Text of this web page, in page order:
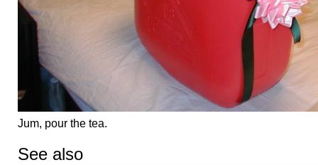
Jum, pour the tea.
See also